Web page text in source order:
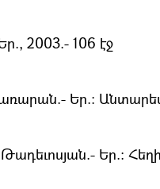
2003.- 106 էջ
Եր.։
Եր.։